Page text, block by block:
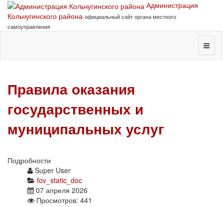
Администрация
Кольчугинского района официальный сайт органа местного
самоуправления
Правила оказания
государственных и
муниципальных услуг
Подробности
Super User
fov_static_doc
07 апреля 2026
Просмотров: 441